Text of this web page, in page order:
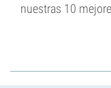
nuestras 10